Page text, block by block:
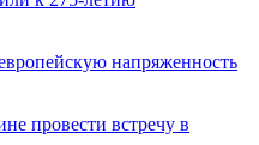
напряженность
провести встречу в